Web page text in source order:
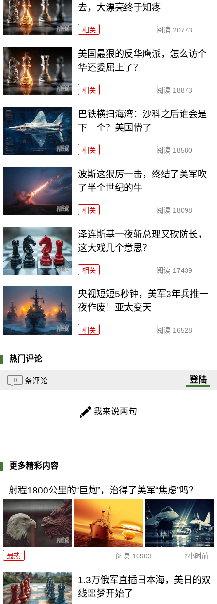
去，大漂亮终于知疼
相关 阅读 20773
美国最狠的反华鹰派，怎么访个
华还委屈上了？
相关 阅读 18873
巴铁横扫海湾：沙科之后谁会是
下一个？美国懵了
相关 阅读 18580
波斯这狠厉一击，终结了美军吹
了半个世纪的牛
相关 阅读 18098
泽连斯基一夜斩总理又砍防长，
这大戏几个意思？
相关 阅读 17439
央视短短5秒钟，美军3年兵推一
夜作废！亚太变天
相关 阅读 16528
热门评论
0 条评论 登陆
我来说两句
更多精彩内容
射程1800公里的“巨炮”，治得了美军“焦虑”吗？
最热 阅读 10903 2小时前
1.3万俄军直插日本海，美日的双
线噩梦开始了